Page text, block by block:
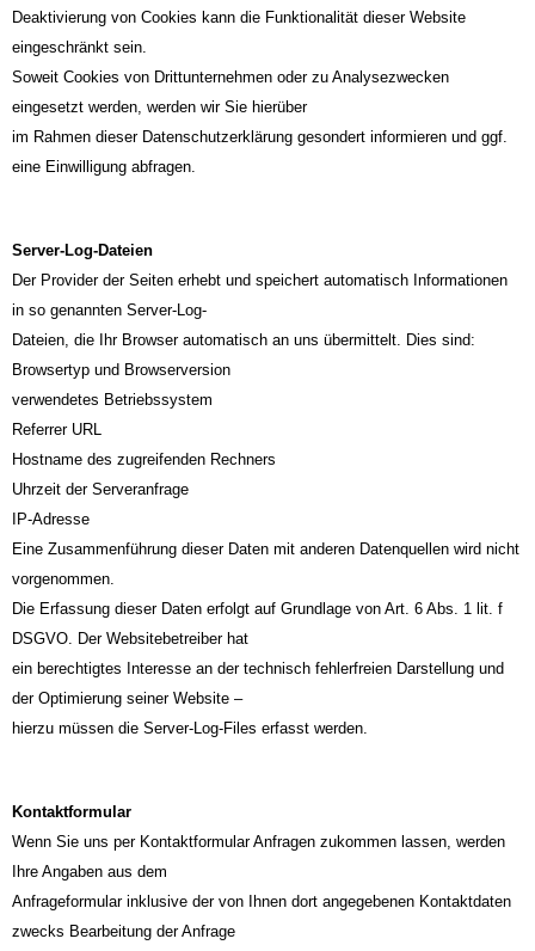
Deaktivierung von Cookies kann die Funktionalität dieser Website
eingeschränkt sein.
Soweit Cookies von Drittunternehmen oder zu Analysezwecken
eingesetzt werden, werden wir Sie hierüber
im Rahmen dieser Datenschutzerklärung gesondert informieren und ggf.
eine Einwilligung abfragen.
Server-Log-Dateien
Der Provider der Seiten erhebt und speichert automatisch Informationen
in so genannten Server-Log-
Dateien, die Ihr Browser automatisch an uns übermittelt. Dies sind:
Browsertyp und Browserversion
verwendetes Betriebssystem
Referrer URL
Hostname des zugreifenden Rechners
Uhrzeit der Serveranfrage
IP-Adresse
Eine Zusammenführung dieser Daten mit anderen Datenquellen wird nicht
vorgenommen.
Die Erfassung dieser Daten erfolgt auf Grundlage von Art. 6 Abs. 1 lit. f
DSGVO. Der Websitebetreiber hat
ein berechtigtes Interesse an der technisch fehlerfreien Darstellung und
der Optimierung seiner Website –
hierzu müssen die Server-Log-Files erfasst werden.
Kontaktformular
Wenn Sie uns per Kontaktformular Anfragen zukommen lassen, werden
Ihre Angaben aus dem
Anfrageformular inklusive der von Ihnen dort angegebenen Kontaktdaten
zwecks Bearbeitung der Anfrage